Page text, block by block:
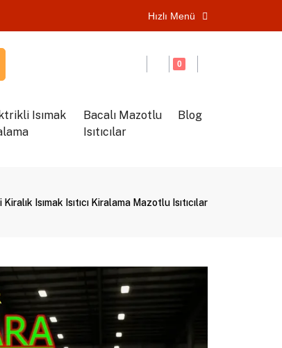
Hızlı Menü
0
Isımak
Bacalı Mazotlu
Isıtıcılar
Blog
Isımak Isıtıcı Kiralama Mazotlu Isıtıcılar